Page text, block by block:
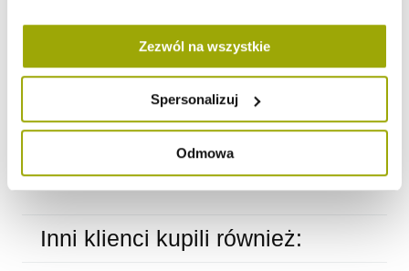
Zezwól na wszystkie
Spersonalizuj
Odmowa
w tym kwasy tłuszczowe nasycone
10 g
w tym cukry
6,2 g
Inni klienci kupili również: